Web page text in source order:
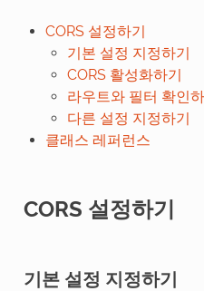
CORS 설정하기
기본 설정 지정하기
CORS 활성화하기
라우트와 필터 확인
다른 설정 지정하기
클래스 레퍼런스
CORS 설정하기
기본 설정 지정하기